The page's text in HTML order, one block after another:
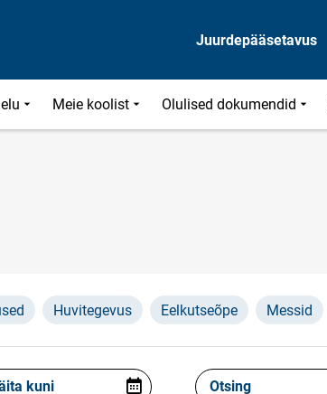
Juurdepääsetavus
Meie koolist Olulised dokumendid
Huvitegevus Eelkutseõpe Messid
kuni Otsing